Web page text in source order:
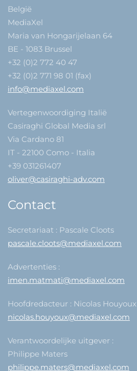
België
MediaXel
Maria van Hongarijelaan 64
BE - 1083 Brussel
+32 (0)2 772 40 47
+32 (0)2 771 98 01 (fax)
info@mediaxel.com
Vertegenwoordiging Italië
Casiraghi Global Media srl
Via Cardano 81
IT - 22100 Como - Italia
+39 031261407
oliver@casiraghi-adv.com
Contact
Secretariaat : Pascale Cloots
pascale.cloots@mediaxel.com
Advertenties :
imen.matmati@mediaxel.com
Hoofdredacteur : Nicolas Houyoux
nicolas.houyoux@mediaxel.com
Verantwoordelijke uitgever :
Philippe Maters
philippe.maters@mediaxel.com